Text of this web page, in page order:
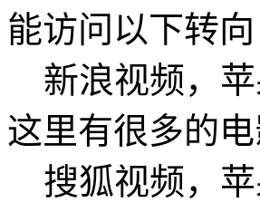
能访问以下转
新浪视频，
这里有很多的
搜狐视频，